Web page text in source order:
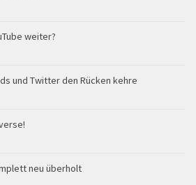
weiter?
und Twitter den Rücken kehre
neu überholt